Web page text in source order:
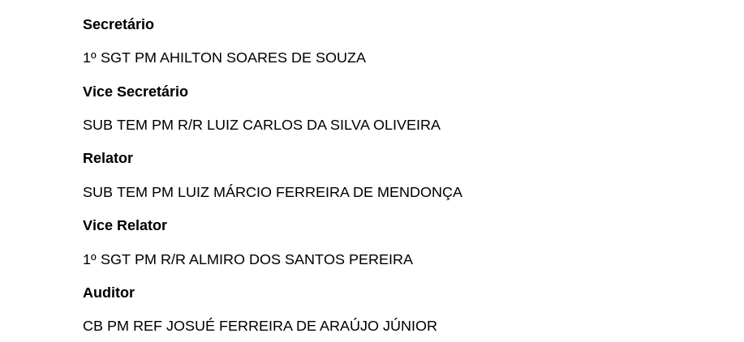
Secretário
1º SGT PM AHILTON SOARES DE SOUZA
Vice Secretário
SUB TEM PM R/R LUIZ CARLOS DA SILVA OLIVEIRA
Relator
SUB TEM PM LUIZ MÁRCIO FERREIRA DE MENDONÇA
Vice Relator
1º SGT PM R/R ALMIRO DOS SANTOS PEREIRA
Auditor
CB PM REF JOSUÉ FERREIRA DE ARAÚJO JÚNIOR